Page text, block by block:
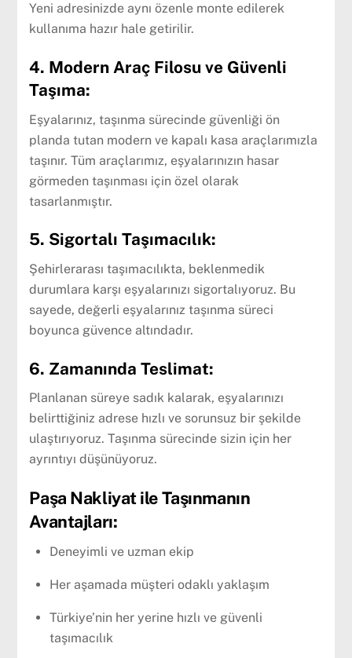
Yeni adresinizde aynı özenle monte edilerek
kullanıma hazır hale getirilir.
4. Modern Araç Filosu ve Güvenli
Taşıma:
Eşyalarınız, taşınma sürecinde güvenliği ön
planda tutan modern ve kapalı kasa araçlarımızla
taşınır. Tüm araçlarımız, eşyalarınızın hasar
görmeden taşınması için özel olarak
tasarlanmıştır.
5. Sigortalı Taşımacılık:
Şehirlerarası taşımacılıkta, beklenmedik
durumlara karşı eşyalarınızı sigortalıyoruz. Bu
sayede, değerli eşyalarınız taşınma süreci
boyunca güvence altındadır.
6. Zamanında Teslimat:
Planlanan süreye sadık kalarak, eşyalarınızı
belirttiğiniz adrese hızlı ve sorunsuz bir şekilde
ulaştırıyoruz. Taşınma sürecinde sizin için her
ayrıntıyı düşünüyoruz.
Paşa Nakliyat ile Taşınmanın
Avantajları:
Deneyimli ve uzman ekip
Her aşamada müşteri odaklı yaklaşım
Türkiye’nin her yerine hızlı ve güvenli
taşımacılık